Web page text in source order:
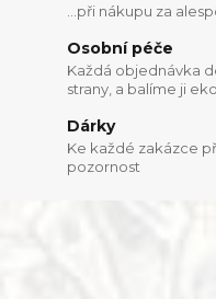
...při nákupu za
Osobní péče
Každá objednávka
strany, a balíme ji
Dárky
Ke každé zakázce
pozornost